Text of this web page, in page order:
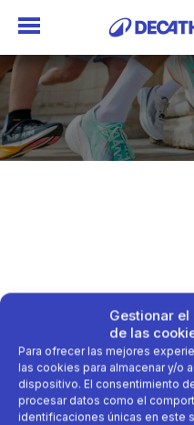
Gestionar
de las
Para ofrecer las mejores
las cookies para almacenar y/o
dispositivo. El consentimiento
procesar datos como el
identificaciones únicas en este